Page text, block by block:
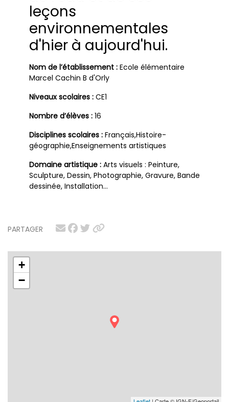
PARTAGER
+
−
leçons
environnementales
d'hier à aujourd'hui.
Nom de l’établissement : Ecole élémentaire
Marcel Cachin B d'Orly
Niveaux scolaires : CE1
Nombre d’élèves : 16
Disciplines scolaires : Français,Histoire-
géographie,Enseignements artistiques
Domaine artistique : Arts visuels : Peinture,
Sculpture, Dessin, Photographie, Gravure, Bande
dessinée, Installation…